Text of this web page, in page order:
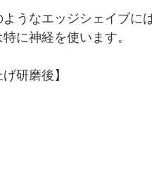
ようなエッジシェイブ
に神経を使います。
研磨後】